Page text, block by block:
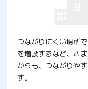
つながりにくい場所
を増設するなど、さ
からも、つながりや
す。